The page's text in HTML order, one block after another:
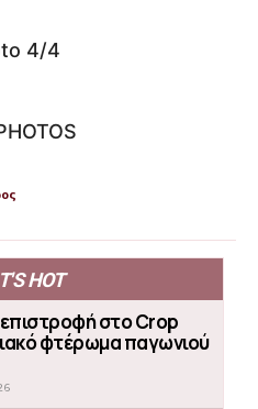
4/4
HOT
στο Crop
φτέρωμα παγωνιού